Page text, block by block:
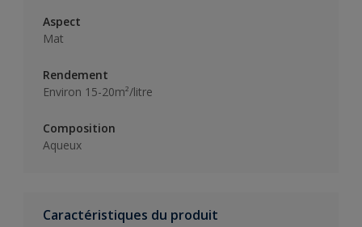
Aspect
Mat
Rendement
Environ 15-20m²/litre
Composition
Aqueux
Caractéristiques du produit